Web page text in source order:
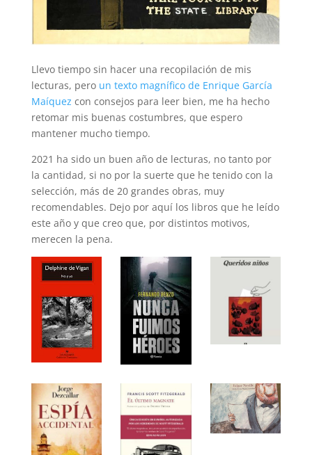
Llevo tiempo sin hacer una recopilación de mis
lecturas, pero un texto magnífico de Enrique García
Maíquez con consejos para leer bien, me ha hecho
retomar mis buenas costumbres, que espero
mantener mucho tiempo.
2021 ha sido un buen año de lecturas, no tanto por
la cantidad, si no por la suerte que he tenido con la
selección, más de 20 grandes obras, muy
recomendables. Dejo por aquí los libros que he leído
este año y que creo que, por distintos motivos,
merecen la pena.